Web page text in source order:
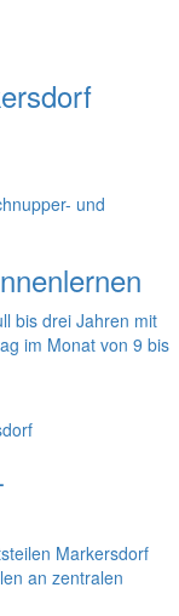
und
bis drei Jahren mit
im Monat von 9 bis
Markersdorf
an zentralen